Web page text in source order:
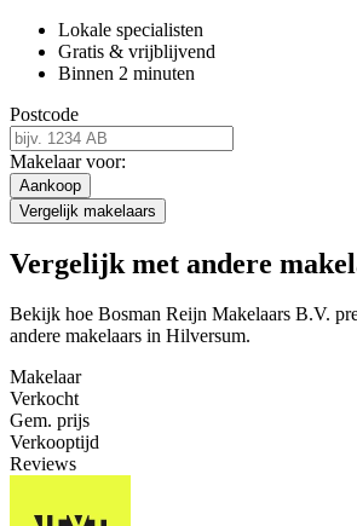
Lokale specialisten
Gratis & vrijblijvend
Binnen 2 minuten
Postcode
Makelaar voor:
Aankoop
Vergelijk makelaars
Vergelijk met andere
Bekijk hoe Bosman Reijn Makelaars B.V.
andere makelaars in Hilversum.
Makelaar
Verkocht
Gem. prijs
Verkooptijd
Reviews